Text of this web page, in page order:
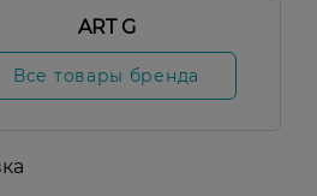
ART G
Все товары бренда